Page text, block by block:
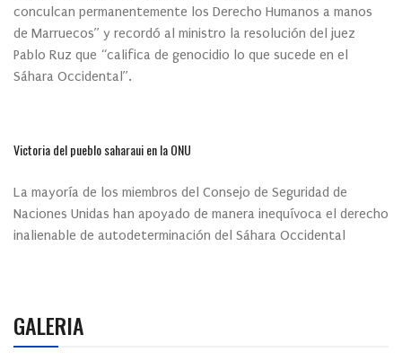
conculcan permanentemente los Derecho Humanos a manos
de Marruecos” y recordó al ministro la resolución del juez
Pablo Ruz que “califica de genocidio lo que sucede en el
Sáhara Occidental”.
Victoria del pueblo saharaui en la ONU
La mayoría de los miembros del Consejo de Seguridad de
Naciones Unidas han apoyado de manera inequívoca el derecho
inalienable de autodeterminación del Sáhara Occidental
GALERIA